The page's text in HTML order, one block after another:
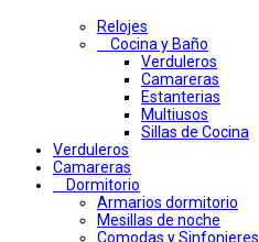
Relojes
Cocina y Baño
Verduleros
Camareras
Estanterias
Multiusos
Sillas de Cocina
Verduleros
Camareras
Dormitorio
Armarios dormitorio
Mesillas de noche
Comodas y Sinfonieres